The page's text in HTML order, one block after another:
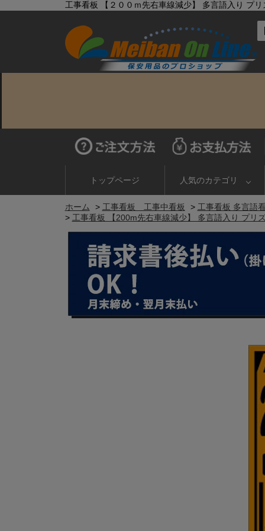
工事看板 【２００ｍ先右車線減少】 多言語入り プ
トップページ 人気のカテゴリ
ホーム > 工事看板 工事中看板 > 工事看板 多言語
> 工事看板 【200m先右車線減少】 多言語入り プリ